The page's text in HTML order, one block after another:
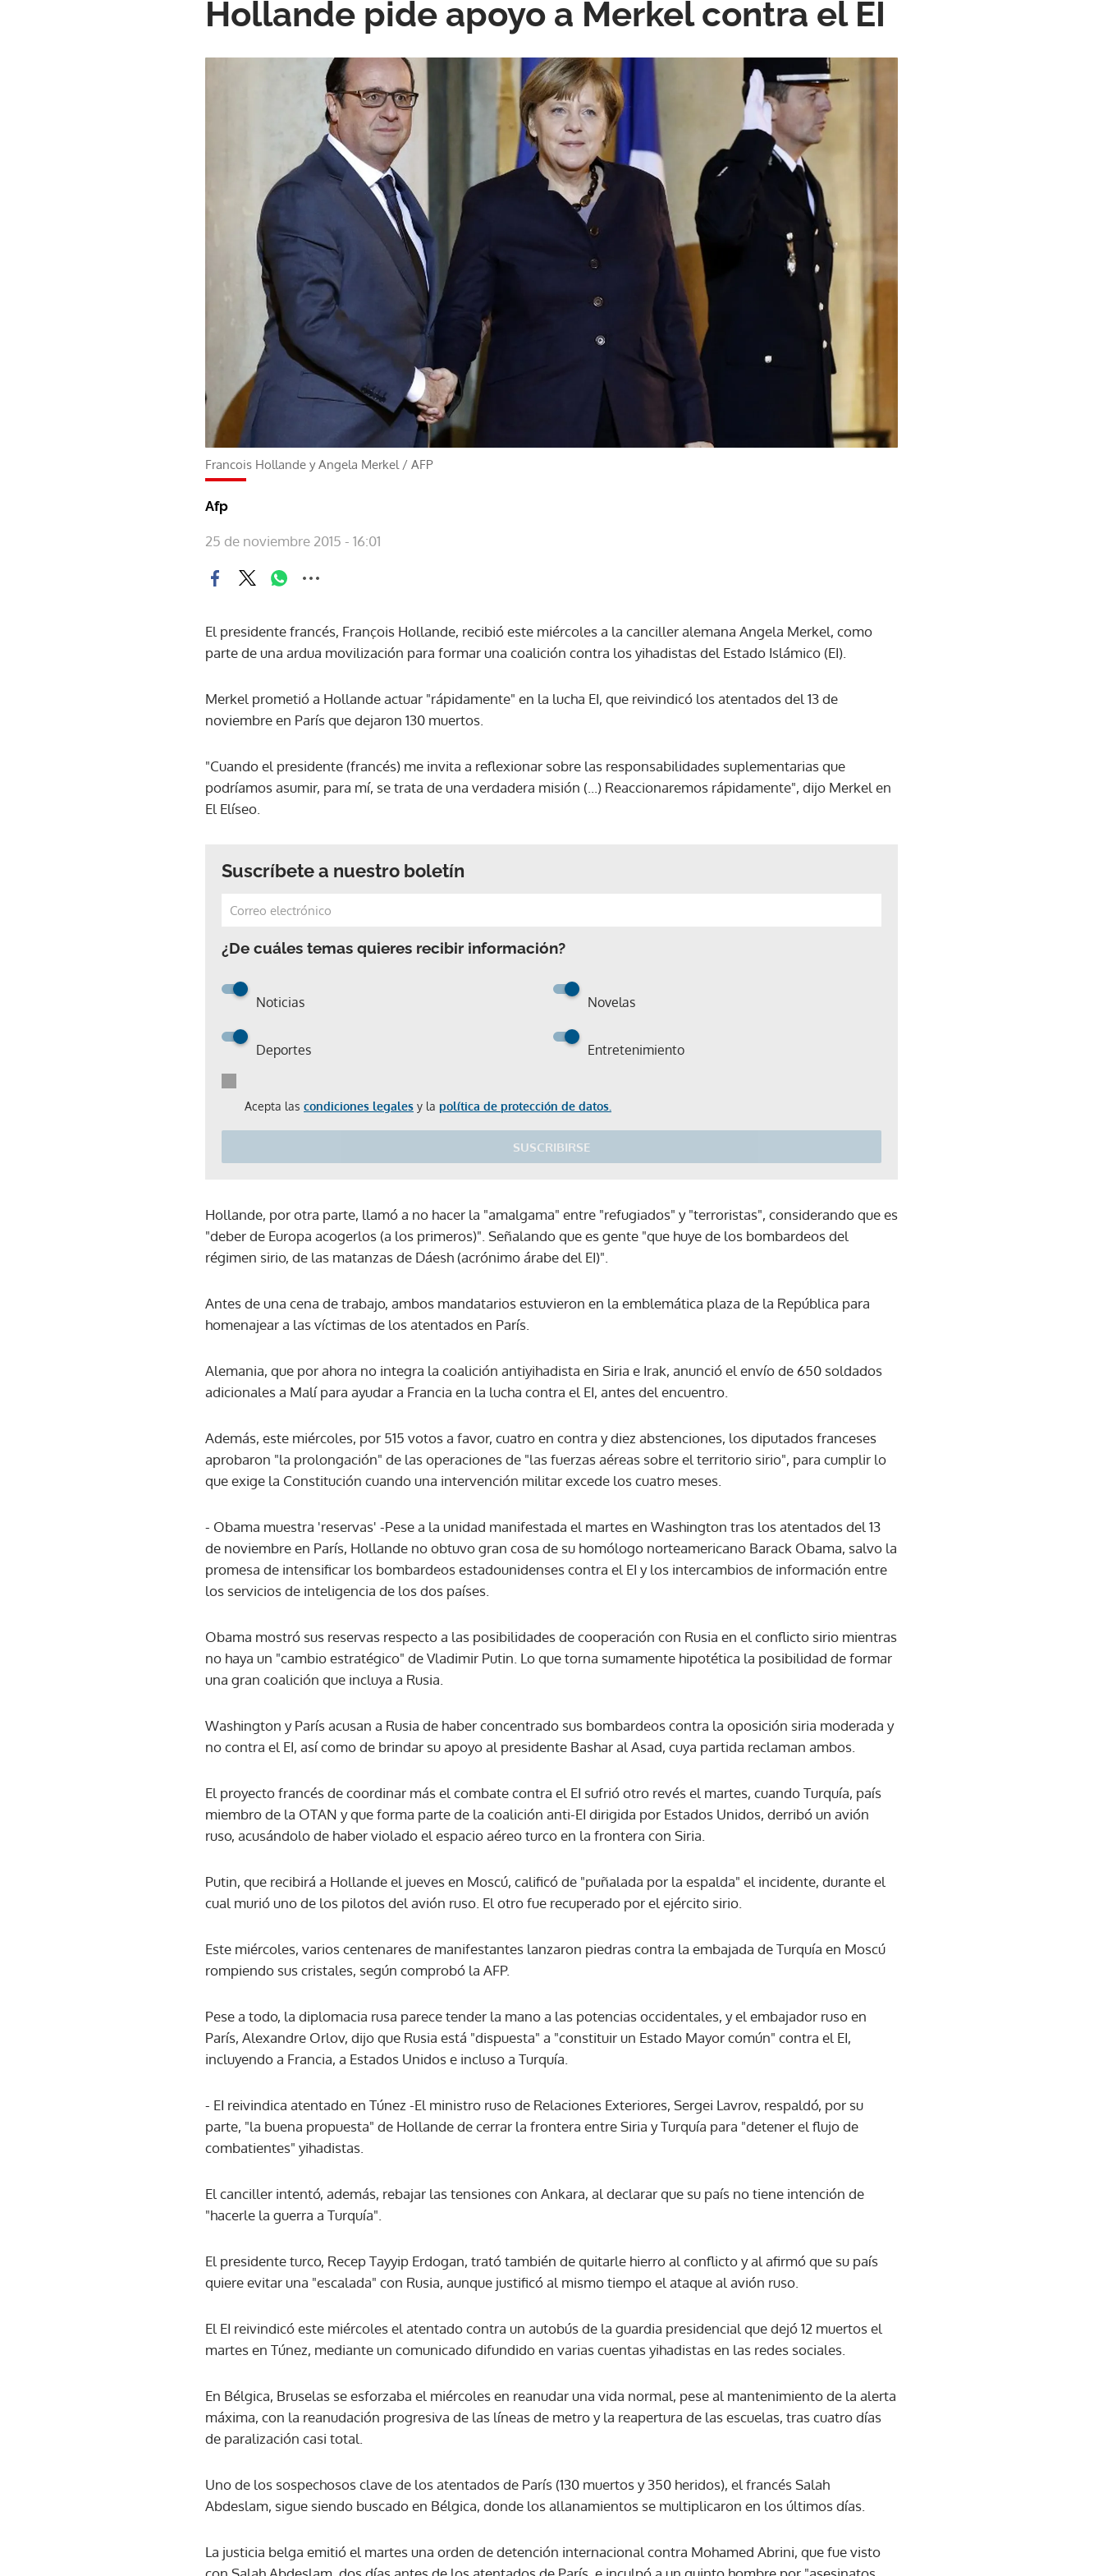
Hollande pide apoyo a Merkel contra el EI
Francois Hollande y Angela Merkel / AFP
Afp
25 de noviembre 2015 - 16:01
El presidente francés, François Hollande, recibió este miércoles a la canciller alemana Angela Merkel, como
parte de una ardua movilización para formar una coalición contra los yihadistas del Estado Islámico (EI).
Merkel prometió a Hollande actuar "rápidamente" en la lucha EI, que reivindicó los atentados del 13 de
noviembre en París que dejaron 130 muertos.
"Cuando el presidente (francés) me invita a reflexionar sobre las responsabilidades suplementarias que
podríamos asumir, para mí, se trata de una verdadera misión (...) Reaccionaremos rápidamente", dijo Merkel en
El Elíseo.
Suscríbete a nuestro boletín
¿De cuáles temas quieres recibir información?
Noticias Novelas
Deportes Entretenimiento
Acepta las condiciones legales y la política de protección de datos.
SUSCRIBIRSE
Gracias por suscribirte a nuestro boletín.
ACEPTAR
Hollande, por otra parte, llamó a no hacer la "amalgama" entre "refugiados" y "terroristas", considerando que es
"deber de Europa acogerlos (a los primeros)". Señalando que es gente "que huye de los bombardeos del
régimen sirio, de las matanzas de Dáesh (acrónimo árabe del EI)".
Antes de una cena de trabajo, ambos mandatarios estuvieron en la emblemática plaza de la República para
homenajear a las víctimas de los atentados en París.
Alemania, que por ahora no integra la coalición antiyihadista en Siria e Irak, anunció el envío de 650 soldados
adicionales a Malí para ayudar a Francia en la lucha contra el EI, antes del encuentro.
Además, este miércoles, por 515 votos a favor, cuatro en contra y diez abstenciones, los diputados franceses
aprobaron "la prolongación" de las operaciones de "las fuerzas aéreas sobre el territorio sirio", para cumplir lo
que exige la Constitución cuando una intervención militar excede los cuatro meses.
- Obama muestra 'reservas' -Pese a la unidad manifestada el martes en Washington tras los atentados del 13
de noviembre en París, Hollande no obtuvo gran cosa de su homólogo norteamericano Barack Obama, salvo la
promesa de intensificar los bombardeos estadounidenses contra el EI y los intercambios de información entre
los servicios de inteligencia de los dos países.
Obama mostró sus reservas respecto a las posibilidades de cooperación con Rusia en el conflicto sirio mientras
no haya un "cambio estratégico" de Vladimir Putin. Lo que torna sumamente hipotética la posibilidad de formar
una gran coalición que incluya a Rusia.
Washington y París acusan a Rusia de haber concentrado sus bombardeos contra la oposición siria moderada y
no contra el EI, así como de brindar su apoyo al presidente Bashar al Asad, cuya partida reclaman ambos.
El proyecto francés de coordinar más el combate contra el EI sufrió otro revés el martes, cuando Turquía, país
miembro de la OTAN y que forma parte de la coalición anti-EI dirigida por Estados Unidos, derribó un avión
ruso, acusándolo de haber violado el espacio aéreo turco en la frontera con Siria.
Putin, que recibirá a Hollande el jueves en Moscú, calificó de "puñalada por la espalda" el incidente, durante el
cual murió uno de los pilotos del avión ruso. El otro fue recuperado por el ejército sirio.
Este miércoles, varios centenares de manifestantes lanzaron piedras contra la embajada de Turquía en Moscú
rompiendo sus cristales, según comprobó la AFP.
Pese a todo, la diplomacia rusa parece tender la mano a las potencias occidentales, y el embajador ruso en
París, Alexandre Orlov, dijo que Rusia está "dispuesta" a "constituir un Estado Mayor común" contra el EI,
incluyendo a Francia, a Estados Unidos e incluso a Turquía.
- EI reivindica atentado en Túnez -El ministro ruso de Relaciones Exteriores, Sergei Lavrov, respaldó, por su
parte, "la buena propuesta" de Hollande de cerrar la frontera entre Siria y Turquía para "detener el flujo de
combatientes" yihadistas.
El canciller intentó, además, rebajar las tensiones con Ankara, al declarar que su país no tiene intención de
"hacerle la guerra a Turquía".
El presidente turco, Recep Tayyip Erdogan, trató también de quitarle hierro al conflicto y al afirmó que su país
quiere evitar una "escalada" con Rusia, aunque justificó al mismo tiempo el ataque al avión ruso.
El EI reivindicó este miércoles el atentado contra un autobús de la guardia presidencial que dejó 12 muertos el
martes en Túnez, mediante un comunicado difundido en varias cuentas yihadistas en las redes sociales.
En Bélgica, Bruselas se esforzaba el miércoles en reanudar una vida normal, pese al mantenimiento de la alerta
máxima, con la reanudación progresiva de las líneas de metro y la reapertura de las escuelas, tras cuatro días
de paralización casi total.
Uno de los sospechosos clave de los atentados de París (130 muertos y 350 heridos), el francés Salah
Abdeslam, sigue siendo buscado en Bélgica, donde los allanamientos se multiplicaron en los últimos días.
La justicia belga emitió el martes una orden de detención internacional contra Mohamed Abrini, que fue visto